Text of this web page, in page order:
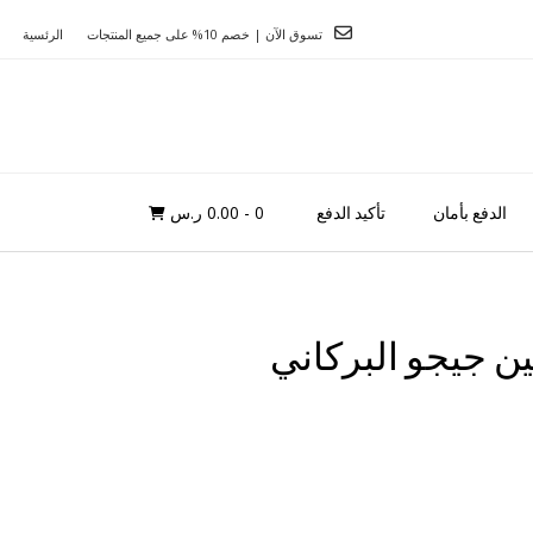
الرئسية تسوق الآن | خصم 10% على جميع المنتجات
تأكيد الدفع الدفع بأمان 0 - 0.00 ر.س
جيجو البركاني